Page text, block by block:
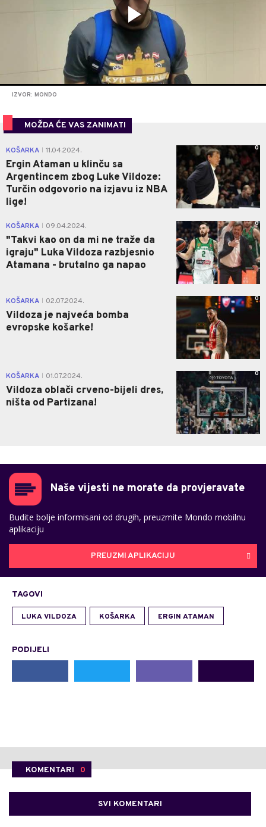
IZVOR: MONDO
MOŽDA ĆE VAS ZANIMATI
KOŠARKA 11.04.2024.
Ergin Ataman u klinču sa
Argentincem zbog Luke Vildoze:
Turčin odgovorio na izjavu iz NBA
lige!
0
KOŠARKA 09.04.2024.
"Takvi kao on da mi ne traže da
igraju" Luka Vildoza razbjesnio
Atamana - brutalno ga napao
0
KOŠARKA 02.07.2024.
Vildoza je najveća bomba
evropske košarke!
0
KOŠARKA 01.07.2024.
Vildoza oblači crveno-bijeli dres,
ništa od Partizana!
0
Naše vijesti ne morate da provjeravate
Budite bolje informisani od drugih, preuzmite Mondo mobilnu
aplikaciju
PREUZMI APLIKACIJU
TAGOVI
LUKA VILDOZA KOŠARKA ERGIN ATAMAN
PODIJELI
KOMENTARI 0
SVI KOMENTARI